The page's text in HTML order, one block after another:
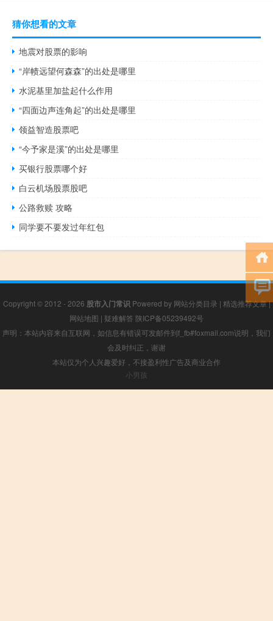
猜你想看的文章
地震对股票的影响
“岸帻远望何森森”的出处是哪里
水泥基里加盐起什么作用
“四面边声连角起”的出处是哪里
领益智造股票吧
“今予家是溪”的出处是哪里
买银行股票哪个好
白云机场股票股吧
公路救赎 攻略
同学要不要发过年红包
Copyright © 2012 - 2026 股市入门常识 Powered by 网站分类目录 | 精选推荐文章|
网站地图 | 疑难解答 陕ICP备05239492号
声明：本站内容来自互联网，如信息有错误可发邮件到f_fb#foxmail.com说明，我们
会及时纠正，谢谢
本站仅为个人兴趣爱好，不接盈利性广告及商业合作
小男孩